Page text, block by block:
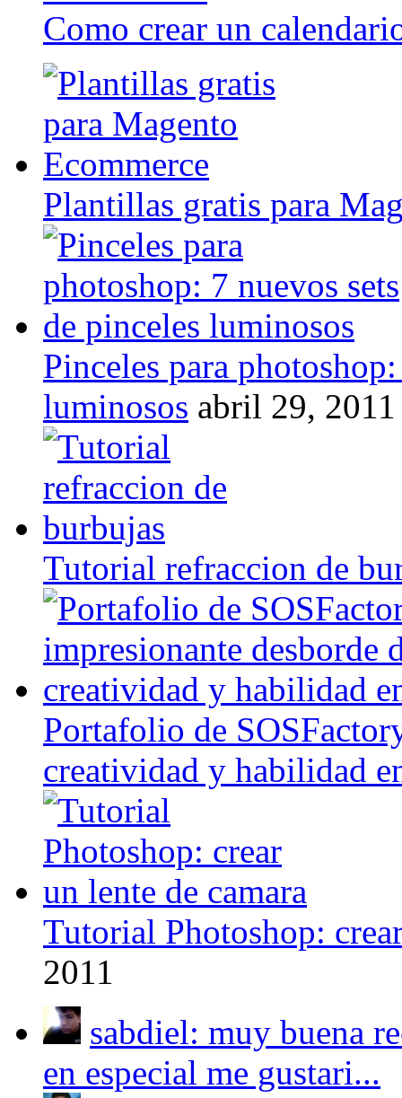
Como crear un
Plantillas gratis para
Pinceles para
luminosos abril 29, 2011
Tutorial refraccion de
Portafolio de
creatividad y habilidad
Tutorial Photoshop:
2011
sabdiel: muy buena
en especial me gustari...